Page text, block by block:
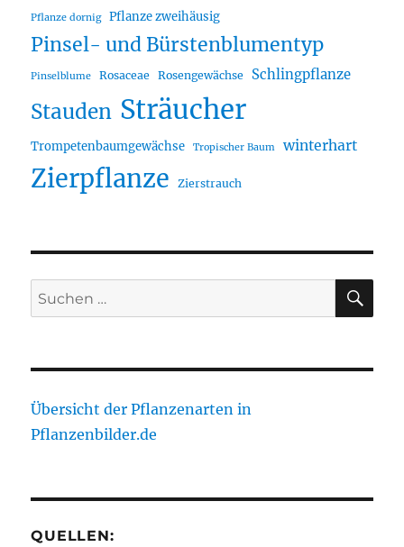
Pflanze dornig Pflanze zweihäusig
Pinsel- und Bürstenblumentyp
Pinselblume Rosaceae Rosengewächse Schlingpflanze
Stauden Sträucher
Trompetenbaumgewächse Tropischer Baum winterhart
Zierpflanze Zierstrauch
Suche
nach:
Übersicht der Pflanzenarten in
Pflanzenbilder.de
QUELLEN: